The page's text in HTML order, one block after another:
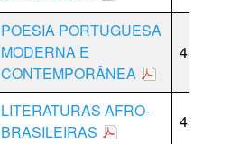
POESIA PORTUGUESA
MODERNA E
CONTEMPORÂNEA
45
LITERATURAS AFRO-
BRASILEIRAS
45